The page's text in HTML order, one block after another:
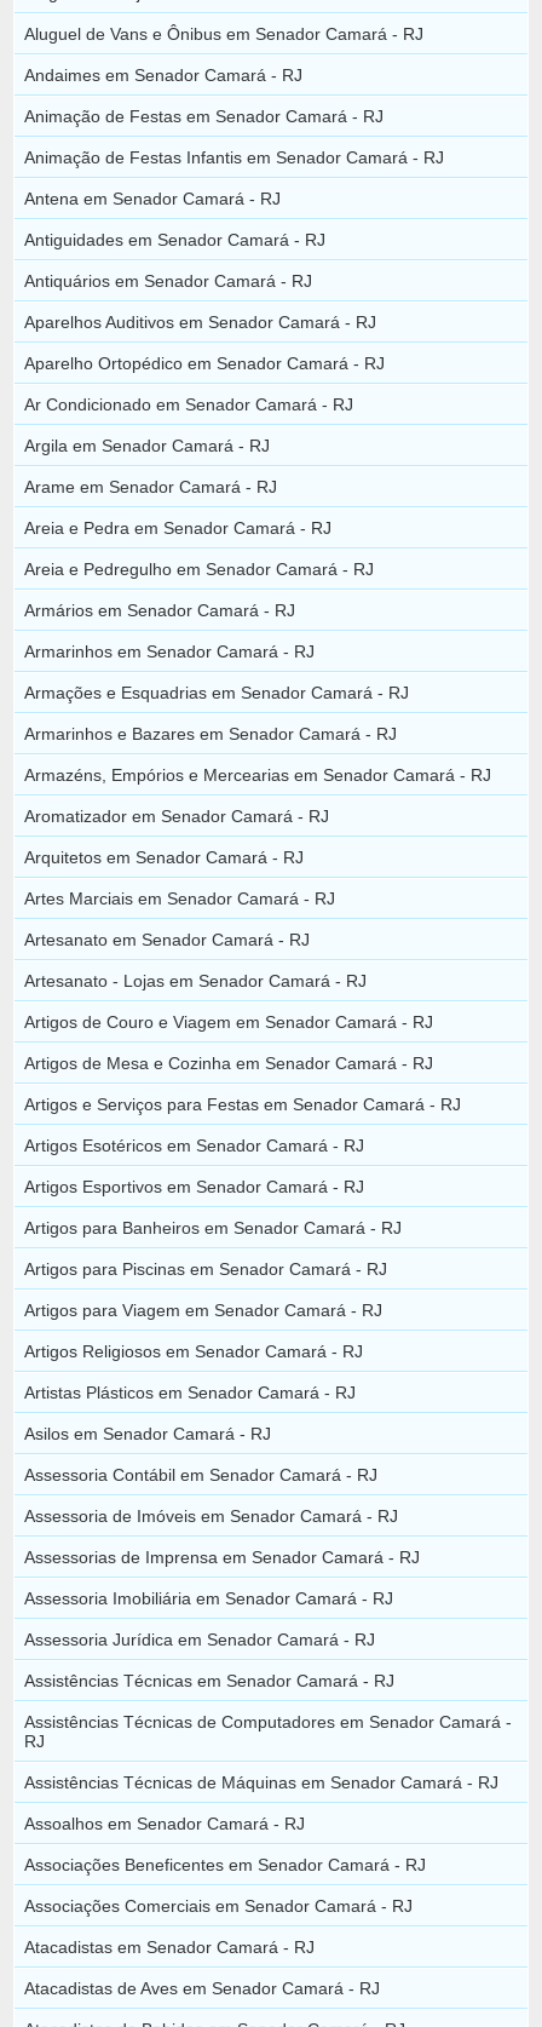
Aluguel de Vans e Ônibus em Senador Camará - RJ
Andaimes em Senador Camará - RJ
Animação de Festas em Senador Camará - RJ
Animação de Festas Infantis em Senador Camará - RJ
Antena em Senador Camará - RJ
Antiguidades em Senador Camará - RJ
Antiquários em Senador Camará - RJ
Aparelhos Auditivos em Senador Camará - RJ
Aparelho Ortopédico em Senador Camará - RJ
Ar Condicionado em Senador Camará - RJ
Argila em Senador Camará - RJ
Arame em Senador Camará - RJ
Areia e Pedra em Senador Camará - RJ
Areia e Pedregulho em Senador Camará - RJ
Armários em Senador Camará - RJ
Armarinhos em Senador Camará - RJ
Armações e Esquadrias em Senador Camará - RJ
Armarinhos e Bazares em Senador Camará - RJ
Armazéns, Empórios e Mercearias em Senador Camará - RJ
Aromatizador em Senador Camará - RJ
Arquitetos em Senador Camará - RJ
Artes Marciais em Senador Camará - RJ
Artesanato em Senador Camará - RJ
Artesanato - Lojas em Senador Camará - RJ
Artigos de Couro e Viagem em Senador Camará - RJ
Artigos de Mesa e Cozinha em Senador Camará - RJ
Artigos e Serviços para Festas em Senador Camará - RJ
Artigos Esotéricos em Senador Camará - RJ
Artigos Esportivos em Senador Camará - RJ
Artigos para Banheiros em Senador Camará - RJ
Artigos para Piscinas em Senador Camará - RJ
Artigos para Viagem em Senador Camará - RJ
Artigos Religiosos em Senador Camará - RJ
Artistas Plásticos em Senador Camará - RJ
Asilos em Senador Camará - RJ
Assessoria Contábil em Senador Camará - RJ
Assessoria de Imóveis em Senador Camará - RJ
Assessorias de Imprensa em Senador Camará - RJ
Assessoria Imobiliária em Senador Camará - RJ
Assessoria Jurídica em Senador Camará - RJ
Assistências Técnicas em Senador Camará - RJ
Assistências Técnicas de Computadores em Senador Camará -
RJ
Assistências Técnicas de Máquinas em Senador Camará - RJ
Assoalhos em Senador Camará - RJ
Associações Beneficentes em Senador Camará - RJ
Associações Comerciais em Senador Camará - RJ
Atacadistas em Senador Camará - RJ
Atacadistas de Aves em Senador Camará - RJ